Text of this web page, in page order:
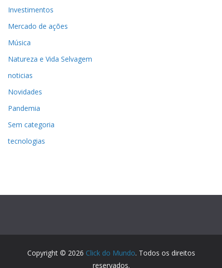
Investimentos
Mercado de ações
Música
Natureza e Vida Selvagem
noticias
Novidades
Pandemia
Sem categoria
tecnologias
Copyright © 2026 Click do Mundo. Todos os direitos
reservados.